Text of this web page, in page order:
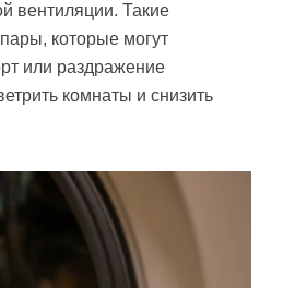
вентиляции. Такие
которые могут
или раздражение
комнаты и снизить